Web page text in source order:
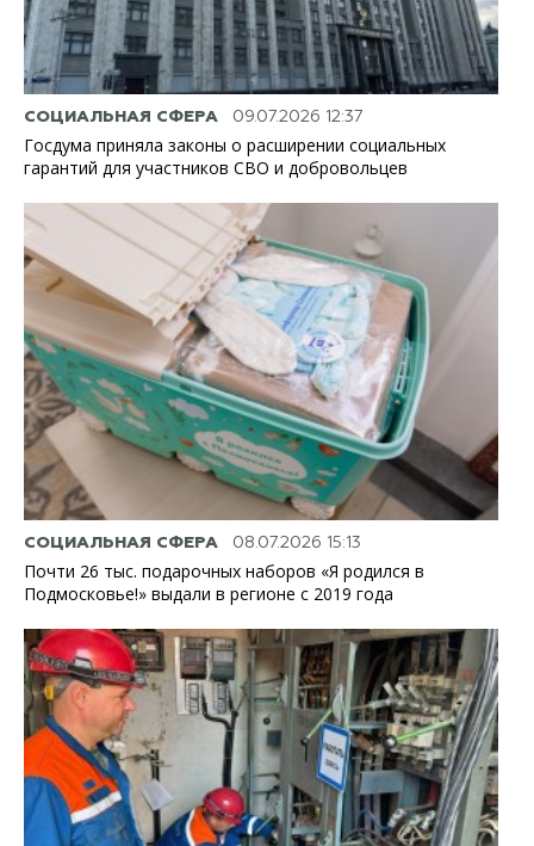
СОЦИАЛЬНАЯ СФЕРА 09.07.2026 12:37
Госдума приняла законы о расширении социальных
гарантий для участников СВО и добровольцев
СОЦИАЛЬНАЯ СФЕРА 08.07.2026 15:13
Почти 26 тыс. подарочных наборов «Я родился в
Подмосковье!» выдали в регионе с 2019 года